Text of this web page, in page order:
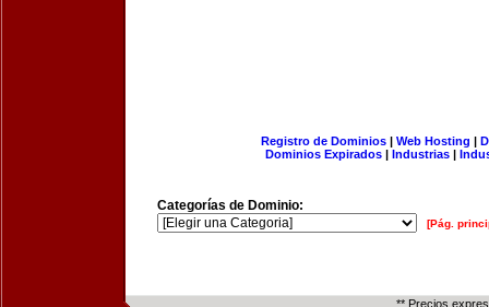
Registro de Dominios| Web Hosting |
Dominios Expirados | Industrias |
Categorías de Dominio:
[Pág.
** Precios